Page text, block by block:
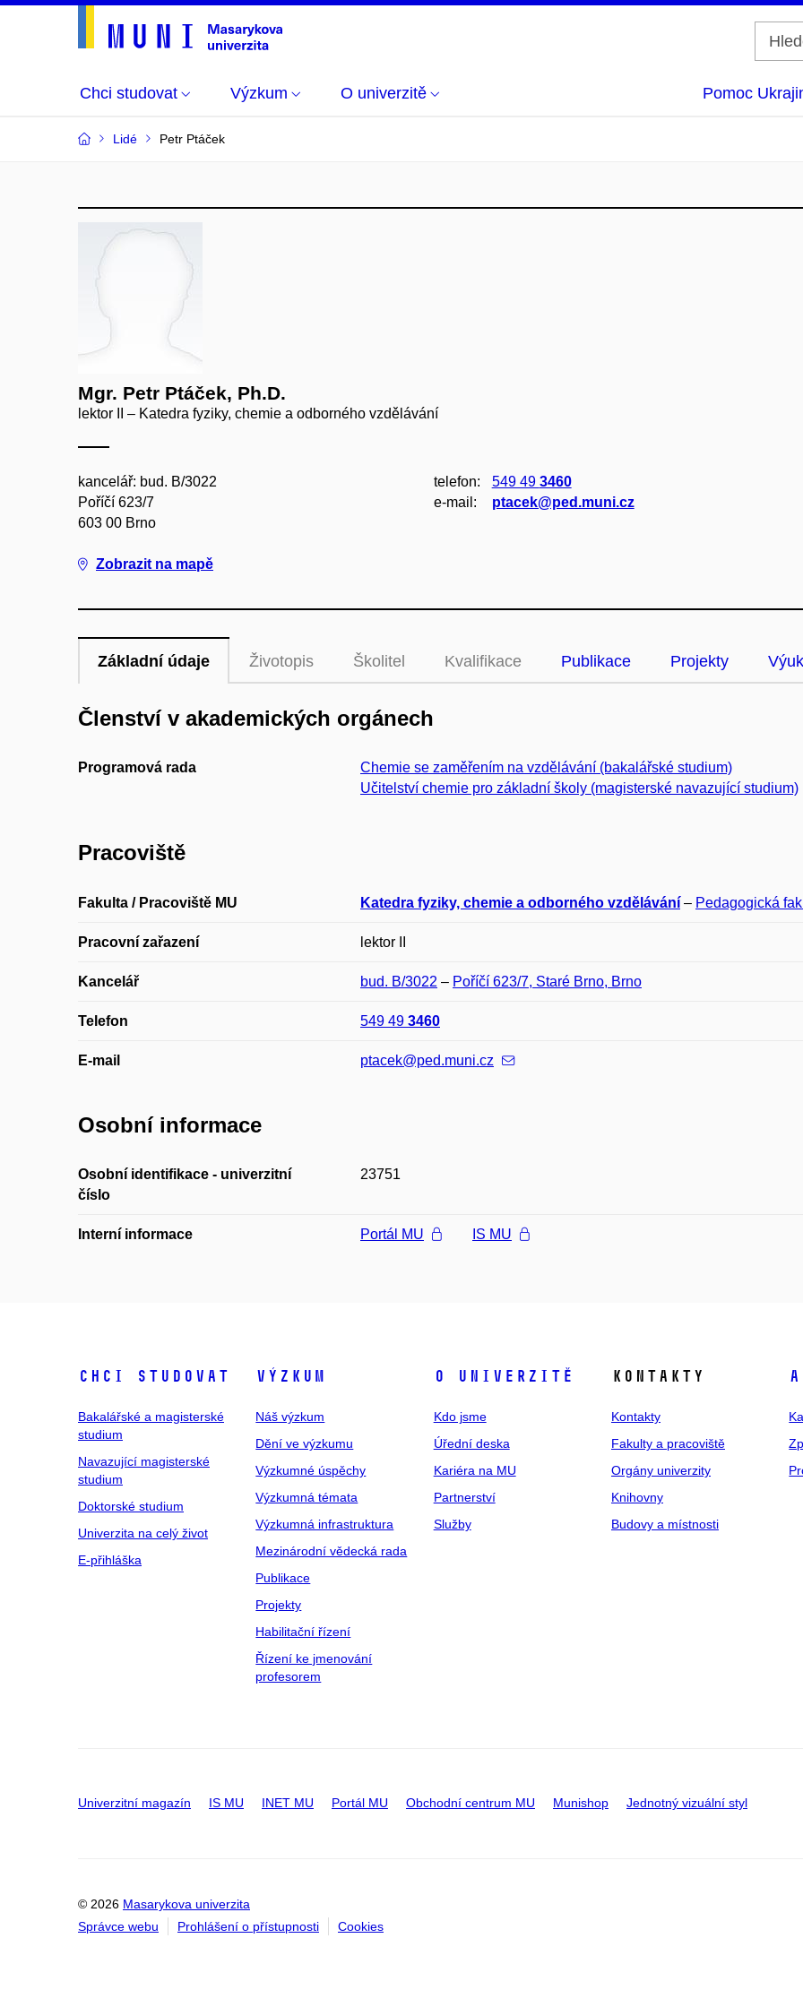
Chci studovat Výzkum O univerzitě Pomoc
Lidé Petr Ptáček
Mgr. Petr Ptáček, Ph.D.
lektor II – Katedra fyziky, chemie a odborného vzdělávání
kancelář: bud. B/3022
Poříčí 623/7
603 00 Brno
Zobrazit na mapě
telefon: 549 49 3460
e‑mail:
ptacek@ped.muni.cz
Základní údaje Životopis Školitel Kvalifikace Publikace Projekty
Členství v akademických orgánech
Programová rada
Chemie se zaměřením na vzdělávání (bakalářské studium)
Učitelství chemie pro základní školy (magisterské navazující studium)
Pracoviště
Fakulta / Pracoviště MU Katedra fyziky, chemie a odborného vzdělávání – Pedagogická
Pracovní zařazení lektor II
Kancelář bud. B/3022 – Poříčí 623/7, Staré Brno, Brno
Telefon 549 49 3460
E-mail ptacek@ped.muni.cz
Osobní informace
Osobní identifikace - univerzitní
číslo
23751
Interní informace Portál MU IS MU
Chci studovat
Bakalářské a magisterské
studium
Navazující magisterské
studium
Doktorské studium
Univerzita na celý život
E-přihláška
Výzkum
Náš výzkum
Dění ve výzkumu
Výzkumné úspěchy
Výzkumná témata
Výzkumná infrastruktura
Mezinárodní vědecká rada
Publikace
Projekty
Habilitační řízení
Řízení ke jmenování
profesorem
O univerzitě
Kdo jsme
Úřední deska
Kariéra na MU
Partnerství
Služby
Kontakty
Kontakty
Fakulty a pracoviště
Orgány univerzity
Knihovny
Budovy a místnosti
Univerzitní magazín IS MU INET MU Portál MU Obchodní centrum MU Munishop Jednotný vizuální styl
© 2026 Masarykova univerzita
Správce webu
Prohlášení o přístupnosti Cookies